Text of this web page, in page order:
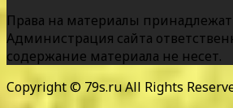
Права на материалы
Администрация сайта
содержание материала не несет.
Copyright © 79s.ru All Rights